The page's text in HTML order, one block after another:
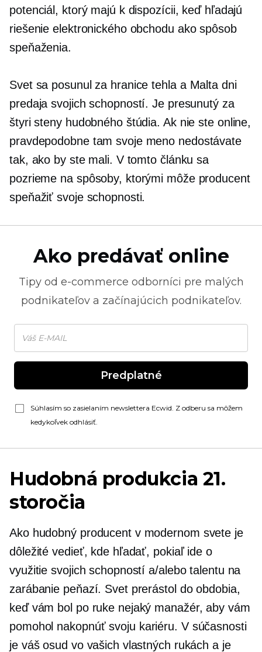
potenciál, ktorý majú k dispozícii, keď hľadajú
riešenie elektronického obchodu ako spôsob
speňaženia.
Svet sa posunul za hranicetehla a Malta dni
predaja svojich schopností. Je presunutý za
štyri steny hudobného štúdia. Ak nie ste online,
pravdepodobne tam svoje meno nedostávate
tak, ako by ste mali. V tomto článku sa
pozrieme na spôsoby, ktorými môže producent
speňažiť svoje schopnosti.
Ako predávať online
Tipy od e-commerce odborníci pre malých
podnikateľov a začínajúcich podnikateľov.
Predplatné
Súhlasím so zasielaním newslettera Ecwid. Z odberu sa môžem
kedykoľvek odhlásiť.
Hudobná produkcia 21.
storočia
Ako hudobný producent v modernom svete je
dôležité vedieť, kde hľadať, pokiaľ ide o
využitie svojich schopností a/alebo talentu na
zarábanie peňazí. Svet prerástol do obdobia,
keď vám bol po ruke nejaký manažér, aby vám
pomohol nakopnúťsvoju kariéru. V súčasnosti
je váš osud vo vašich vlastných rukách a je